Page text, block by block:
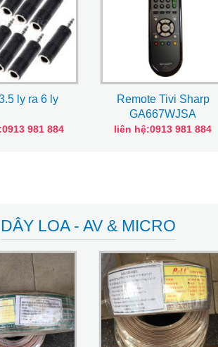
ly ra 6 ly
981 884
Remote Tivi Sharp
GA667WJSA
liên hệ:0913 981 884
DÂY LOA - AV & MICRO